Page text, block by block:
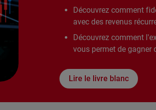
Découvrez comment
avec des revenus
Découvrez comment
vous permet de gagner
Lire le livre blanc